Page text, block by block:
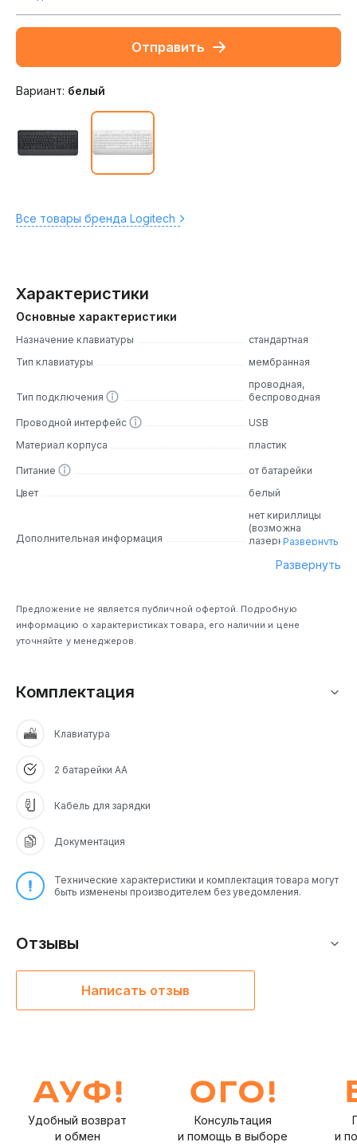
Отправить
Вариант: белый
Все товары бренда Logitech
Характеристики
Основные характеристики
Назначение клавиатуры
стандартная
Тип клавиатуры
мембранная
Тип подключения
проводная,
беспроводная
Проводной интерфейс
USB
Материал корпуса
пластик
Питание
от батарейки
Цвет
белый
Дополнительная информация
нет кириллицы
(возможна
лазерная
Совместима с ОС
Linux, ipadOS, iOS,
Android.
Сертифицирован
Развернуть
Развернуть
Предложение не является публичной офертой. Подробную
информацию о характеристиках товара, его наличии и цене
уточняйте у менеджеров.
Комплектация
Клавиатура
2 батарейки АА
Кабель для зарядки
Документация
Технические характеристики и комплектация товара могут
быть изменены производителем без уведомления.
Отзывы
Написать отзыв
Удобный возврат
и обмен
Консультация
и помощь в выборе
и